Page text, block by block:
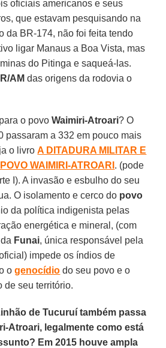
oficiais americanos e seus
que estavam pesquisando na
da BR-174, não foi feita tendo
ligar Manaus a Boa Vista, mas
do Pitinga e saqueá-las.
AM das origens da rodovia o
o povoWaimiri-Atroari? O
passaram a 332 em pouco mais
o livroA DITADURA MILITAR E
WAIMIRI-ATROARI . (pode
I). A invasão e esbulho do seu
O isolamento e cerco do povo
da política indigenista pelas
energética e mineral, (com
Funai, única responsável pela
impede os índios de
ogenocídio do seu povo e o
de seu território.
de Tucuruí também passa
Atroari, legalmente como está
Em 2015 houve ampla